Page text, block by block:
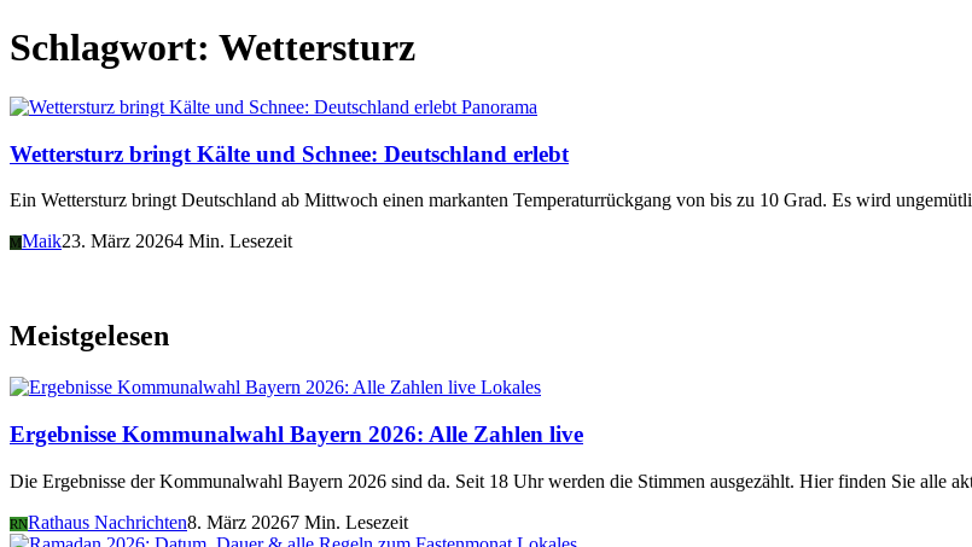
Schlagwort: Wettersturz
Panorama
Wettersturz bringt Kälte und Schnee: Deutschland erlebt
Ein Wettersturz bringt Deutschland ab Mittwoch einen markanten Temperaturrückgang von bis zu 10 Grad. Es wird
M Maik23. März 20264 Min. Lesezeit
Meistgelesen
Lokales
Ergebnisse Kommunalwahl Bayern 2026: Alle Zahlen live
Die Ergebnisse der Kommunalwahl Bayern 2026 sind da. Seit 18 Uhr werden die Stimmen ausgezählt. Hier finden Sie alle
RNRathaus Nachrichten8. März 20267 Min. Lesezeit